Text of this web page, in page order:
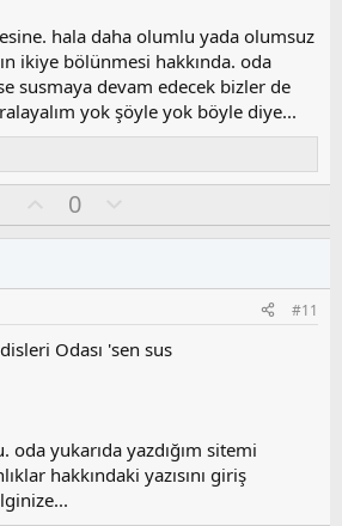
a
hala daha olumlu yada olumsuz
ikiye bölünmesi hakkında. oda
susmaya devam edecek bizler de
yok şöyle yok böyle diye...
y
0
l
s
u
z
a
#11
Odası 'sen sus
yukarıda yazdığım sitemi
hakkındaki yazısını giriş